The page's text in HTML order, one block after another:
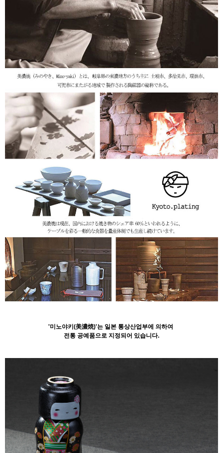
'미노야키(美濃焼)'는 일본 통상산업부에 의하여
전통 공예품으로 지정되어 있습니다.